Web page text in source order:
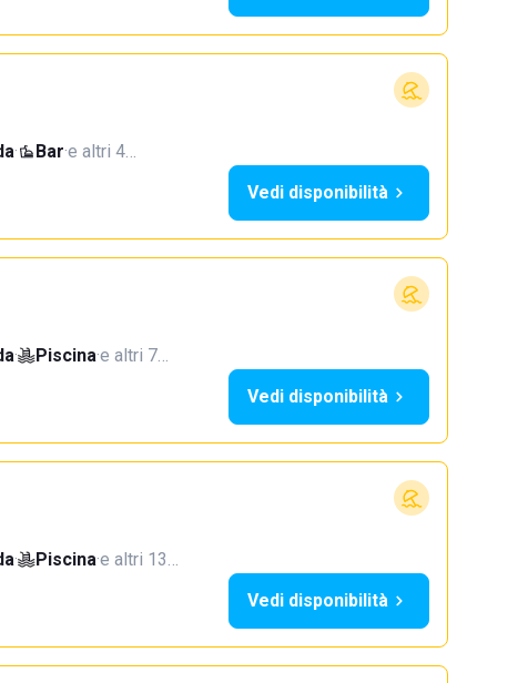
· Bar·e altri 4…
Vedi disponibilità
· Piscina·e altri 7…
Vedi disponibilità
· Piscina·e altri 13…
Vedi disponibilità